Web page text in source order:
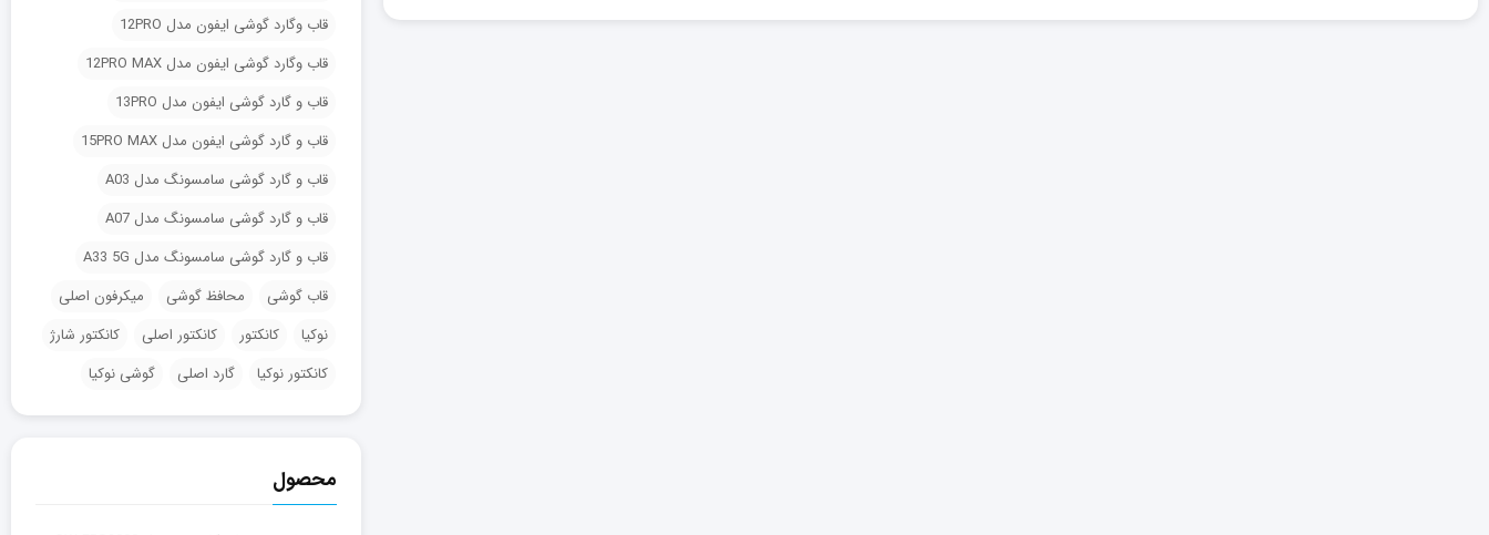
قاب وگارد گوشی ایفون مدل 12PRO
قاب وگارد گوشی ایفون مدل 12PRO MAX
قاب و گارد گوشی ایفون مدل 13PRO
قاب و گارد گوشی ایفون مدل 15PRO MAX
قاب و گارد گوشی سامسونگ مدل A03
قاب و گارد گوشی سامسونگ مدل A07
قاب و گارد گوشی سامسونگ مدل A33 5G
قاب گوشی
محافظ گوشی
میکرفون اصلی
نوکیا
کانکتور کانکتور اصلی
کانکتور شارژ
کانکتور نوکیا
گارد اصلی گوشی نوکیا
محصول